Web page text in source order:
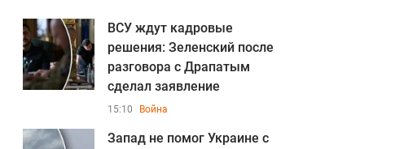
ВСУ ждут кадровые
решения: Зеленский после
разговора с Драпатым
сделал заявление
15:10 Война
Запад не помог Украине с